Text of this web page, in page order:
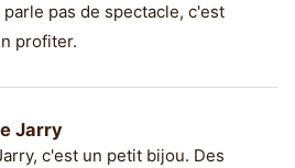
pas de spectacle, c'est
profiter.
Jarry
c'est un petit bijou. Des